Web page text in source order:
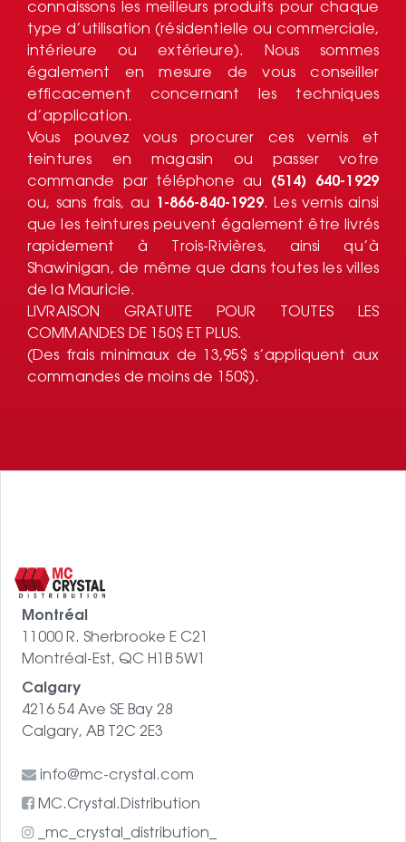
connaissons les meilleurs produits pour chaque
type d’utilisation (résidentielle ou commerciale,
intérieure ou extérieure). Nous sommes
également en mesure de vous conseiller
efficacement concernant les techniques
d’application.
Vous pouvez vous procurer ces vernis et
teintures en magasin ou passer votre
commande par téléphone au (514) 640-1929
ou, sans frais, au
1-866-840-1929. Les vernis ainsi
que les teintures peuvent également être livrés
rapidement à Trois-Rivières, ainsi qu’à
Shawinigan, de même que dans toutes les villes
de la Mauricie.
LIVRAISON GRATUITE POUR TOUTES LES
COMMANDES DE 150$ ET PLUS.
(Des frais minimaux de 13,95$ s’appliquent aux
commandes de moins de 150$).
Montréal
11000 R. Sherbrooke E C21
Montréal-Est, QC H1B 5W1
Calgary
4216 54 Ave SE Bay 28
Calgary, AB T2C 2E3
info@mc-crystal.com
MC.Crystal.Distribution
_mc_crystal_distribution_